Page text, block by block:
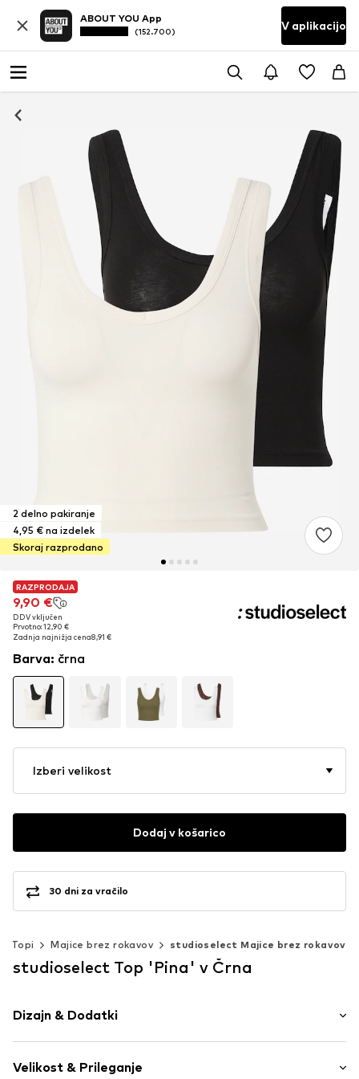
ABOUT YOU App
(152.700) V aplikacijo
2 delno pakiranje
4,95 € na izdelek
Skoraj razprodano
RAZPRODAJA
9,90 €
DDV vključen
Prvotno: 12,90 €
Zadnja najnižja cena8,91 €
RAZPRODAJA
9,90 €
DDV vključen
Prvotno: 12,90 €
Zadnja najnižja cena8,91 €
Barva: črna
Izberi velikost
Dodaj v košarico
30 dni za vračilo
Topi Majice brez rokavov studioselect Majice brez rokavov
studioselect Top 'Pina' v Črna
Dizajn & Dodatki
Jersey
Velikost & Prileganje